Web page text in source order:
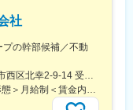
紹介を受けるため、新規
サルティングそのもの
ており、宿泊出張はあり
東京・日本橋にアクセ
務も可能で、ワークラ
。
社
プの幹部候補／不動
＜勤務地詳細＞本社住所：神奈川県横浜市西区北幸2-9-14 受動喫煙対策：屋内喫煙可能場所あり変更の範囲：会社の定める事業所
＜予定年収＞476万円～890万円＜賃金形態＞月給制＜賃金内訳＞月額（基本給）：269,000円～535,312円＜月給＞269,000円～535,312円＜昇給有無＞有＜残業手当＞有＜給与補足＞※これまでの経験とスキルに応じて判断いたします。■賞与：:5.7ヶ月（2026年度）■モデル年収：（例1）650万円 入社5年目 主任(月給39.7万円＋賞与174万円)（例2）832万円 入社9年目 係長(月給50.8万円＋賞与222万円)賃金はあくまでも目安の金額であり、選考を通じて上下する可能性があります。月給(月額)は固定手当を含めた表記です。